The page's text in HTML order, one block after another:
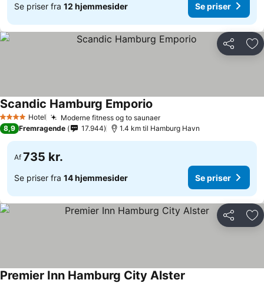
Se priser fra 12 hjemmesider Se priser
Del
4 StjernerHotel Moderne fitness og to saunaer
Scandic Hamburg Emporio
8,9 Fremragende 17.944 1.4 km til Hamburg Havn
Af 735 kr.
Se priser fra 14 hjemmesider Se priser
Del
Premier Inn Hamburg City Alster